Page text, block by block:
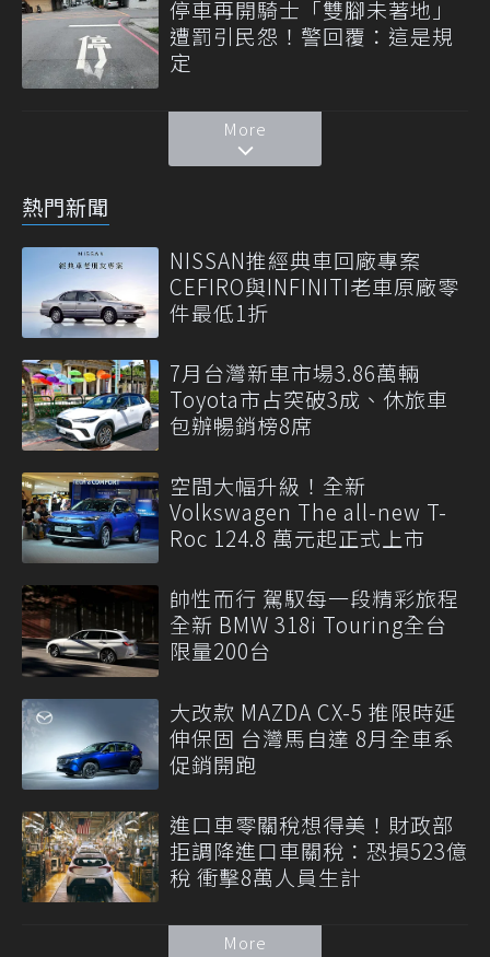
停車再開騎士「雙腳未著地」
遭罰引民怨！警回覆：這是規
定
More
熱門新聞
NISSAN推經典車回廠專案
CEFIRO與INFINITI老車原廠零
件最低1折
7月台灣新車市場3.86萬輛
Toyota市占突破3成、休旅車
包辦暢銷榜8席
空間大幅升級！全新
Volkswagen The all-new T-
Roc 124.8 萬元起正式上市
帥性而行 駕馭每一段精彩旅程
全新 BMW 318i Touring全台
限量200台
大改款 MAZDA CX-5 推限時延
伸保固 台灣馬自達 8月全車系
促銷開跑
進口車零關稅想得美！財政部
拒調降進口車關稅：恐損523億
稅 衝擊8萬人員生計
More